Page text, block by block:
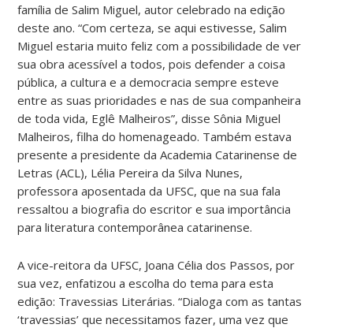
família de Salim Miguel, autor celebrado na edição
deste ano. “Com certeza, se aqui estivesse, Salim
Miguel estaria muito feliz com a possibilidade de ver
sua obra acessível a todos, pois defender a coisa
pública, a cultura e a democracia sempre esteve
entre as suas prioridades e nas de sua companheira
de toda vida, Eglê Malheiros”, disse Sônia Miguel
Malheiros, filha do homenageado. Também estava
presente a presidente da Academia Catarinense de
Letras (ACL), Lélia Pereira da Silva Nunes,
professora aposentada da UFSC, que na sua fala
ressaltou a biografia do escritor e sua importância
para literatura contemporânea catarinense.
A vice-reitora da UFSC, Joana Célia dos Passos, por
sua vez, enfatizou a escolha do tema para esta
edição: Travessias Literárias. “Dialoga com as tantas
‘travessias’ que necessitamos fazer, uma vez que